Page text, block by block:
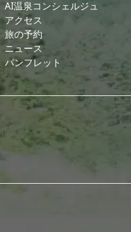
AI温泉コンシェルジュ
アクセス
旅の予約
ニュース
パンフレット